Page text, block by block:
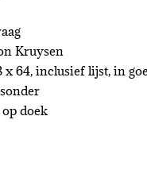
Kruysen
x 64, inclusief lijst, in
doek